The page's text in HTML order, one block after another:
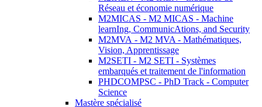
Réseau et économie numérique
M2MICAS - M2 MICAS - Machine
learnIng, CommunicAtions, and Security
M2MVA - M2 MVA - Mathématiques,
Vision, Apprentissage
M2SETI - M2 SETI - Systèmes
embarqués et traitement de l'information
PHDCOMPSC - PhD Track - Computer
Science
Mastère spécialisé